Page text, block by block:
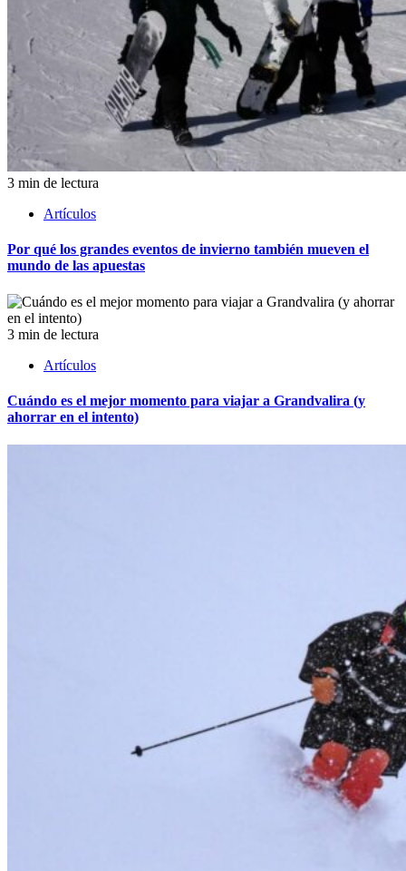
3 min de lectura
Artículos
Por qué los grandes eventos de invierno también mueven el
mundo de las apuestas
3 min de lectura
Artículos
Cuándo es el mejor momento para viajar a Grandvalira (y
ahorrar en el intento)